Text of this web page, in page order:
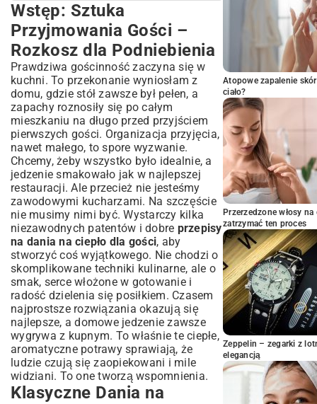
Wstęp: Sztuka Przyjmowania Gości –
Rozkosz dla Podniebienia
Klasyczne Dania na Ciepło, Które
Zawsze Robią Wrażenie
Tradycyjny Schab Pieczony w Nowej
Odsłonie
Soczysta Pieczeń Wieprzowa – Krok po
Kroku
Sekret Idealnych Pierogów z Mięsem
Szybkie i Proste Przepisy na Ciepłe
Posiłki dla Spontanicznych Spotkań
Dania jednogarnkowe – Minimum wysiłku,
maksimum smaku
Sałatki na ciepło – Lekko i sycąco
Eleganckie Inspiracje: Dania na Ciepło
na Wyjątkowe Okazje
Faszerowane Udka – Bogactwo Smaków
na Stole
Wykwintna Gęś Pieczona – Danie Godne
Królów
Opcje Wegetariańskie i Wegańskie:
Gorące Przysmaki bez Mięsa
Kremowe Zupy i Gulasze Roślinne
Warzywne Zapiekanki – Sytość i Aromat
Praktyczne Porady: Jak Zaplanować i
Przygotować Dania na Ciepło
Dania, które można przygotować z
Wstęp: Sztuka
Przyjmowania Gości –
Rozkosz dla Podniebienia
Prawdziwa gościnność zaczyna się w
kuchni. To przekonanie wyniosłam z
domu, gdzie stół zawsze był pełen, a
zapachy roznosiły się po całym
mieszkaniu na długo przed przyjściem
pierwszych gości. Organizacja przyjęcia,
nawet małego, to spore wyzwanie.
Chcemy, żeby wszystko było idealnie, a
jedzenie smakowało jak w najlepszej
restauracji. Ale przecież nie jesteśmy
zawodowymi kucharzami. Na szczęście
nie musimy nimi być. Wystarczy kilka
niezawodnych patentów i dobre przepisy
na dania na ciepło dla gości, aby
stworzyć coś wyjątkowego. Nie chodzi o
skomplikowane techniki kulinarne, ale o
smak, serce włożone w gotowanie i
radość dzielenia się posiłkiem. Czasem
najprostsze rozwiązania okazują się
najlepsze, a domowe jedzenie zawsze
wygrywa z kupnym. To właśnie te ciepłe,
aromatyczne potrawy sprawiają, że
ludzie czują się zaopiekowani i mile
widziani. To one tworzą wspomnienia.
Klasyczne Dania na
Atopowe zapalenie
ciało?
Przerzedzone włosy
zatrzymać ten proces
Zeppelin – zegarki z
elegancją